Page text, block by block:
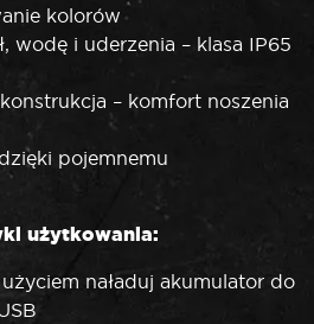
kolorów
wodę i uderzenia – klasa IP65
– komfort noszenia
pojemnemu
użytkowania:
naładuj akumulator do